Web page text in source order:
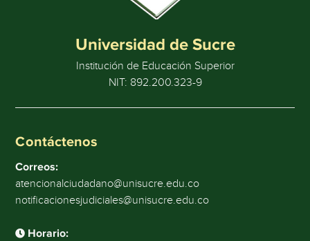
Universidad de Sucre
Institución de Educación Superior
NIT: 892.200.323-9
Contáctenos
Correos:
atencionalciudadano@unisucre.edu.co
notificacionesjudiciales@unisucre.edu.co
Horario: